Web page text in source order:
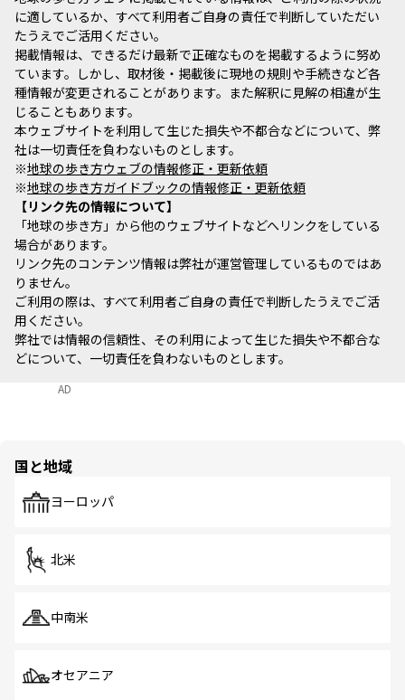
に適しているか、すべて利用者ご自身の責任で判断していただい
たうえでご活用ください。
掲載情報は、できるだけ最新で正確なものを掲載するように努め
ています。しかし、取材後・掲載後に現地の規則や手続きなど各
種情報が変更されることがあります。また解釈に見解の相違が生
じることもあります。
本ウェブサイトを利用して生じた損失や不都合などについて、弊
社は一切責任を負わないものとします。
※地球の歩き方ウェブの情報修正・更新依頼
※地球の歩き方ガイドブックの情報修正・更新依頼
リンク先の情報について
「地球の歩き方」から他のウェブサイトなどへリンクをしている
場合があります。
リンク先のコンテンツ情報は弊社が運営管理しているものではあ
りません。
ご利用の際は、すべて利用者ご自身の責任で判断したうえでご活
用ください。
弊社では情報の信頼性、その利用によって生じた損失や不都合な
どについて、一切責任を負わないものとします。
AD
国と地域
ヨーロッパ
北米
中南米
オセアニア